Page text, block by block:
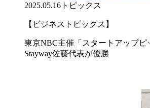
2025.05.16 トピックス
【ビジネストピックス】
東京NBC主催「スタートアップピ
Stayway佐藤代表が優勝